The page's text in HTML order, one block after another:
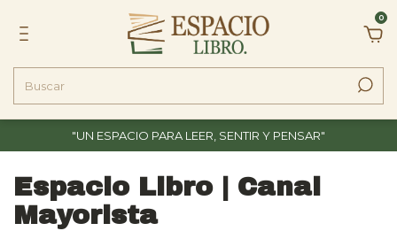
0
"UN ESPACIO PARA LEER, SENTIR Y PENSAR"
Espacio Libro | Canal
Mayorista